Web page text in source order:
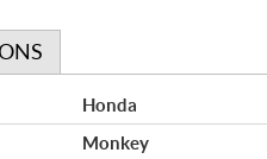
Honda
Monkey